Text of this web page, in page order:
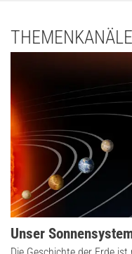
THEMENKANÄLE
Unser